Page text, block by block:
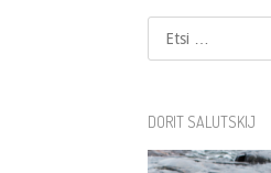
Etsi
DORIT SALUTSKIJ